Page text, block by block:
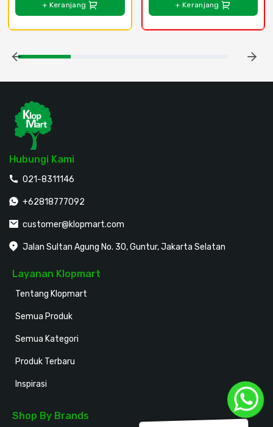
+ Keranjang + Keranjang
Hubungi Kami
021-8311146
+62818777092
customer@klopmart.com
Jalan Sultan Agung No. 30, Guntur, Jakarta Selatan
Layanan Klopmart
Tentang Klopmart
Semua Produk
Semua Kategori
Produk Terbaru
Inspirasi
Shop By Brands